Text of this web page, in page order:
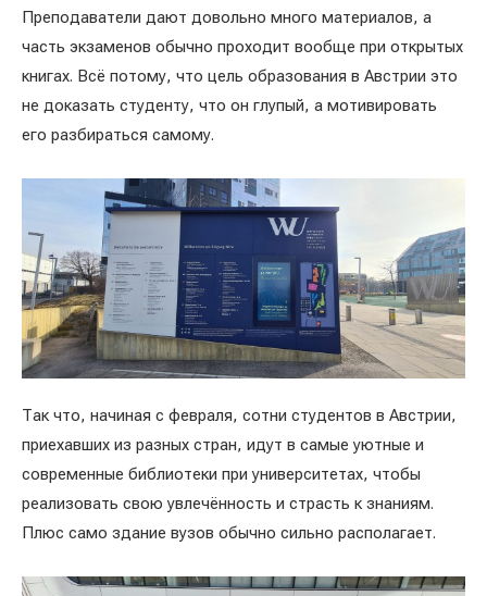
Преподаватели дают довольно много материалов, а
часть экзаменов обычно проходит вообще при открытых
книгах. Всё потому, что цель образования в Австрии это
не доказать студенту, что он глупый, а мотивировать
его разбираться самому.
Так что, начиная с февраля, сотни студентов в Австрии,
приехавших из разных стран, идут в самые уютные и
современные библиотеки при университетах, чтобы
реализовать свою увлечённость и страсть к знаниям.
Плюс само здание вузов обычно сильно располагает.